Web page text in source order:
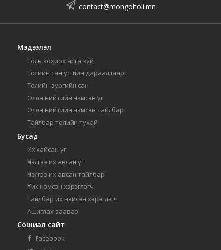
contact@mongoltoli.mn
Мэдээлэл
Толь зохиох арга зүй
Толийн сан үсгийн дарааллаар
Толийн зургийн сан
Олон нийтийн нэмсэн үг
Олон нийтийн нэмсэн тайлбар
Тайлбар толийн тухай
Бусад
Их хайсан үг
Үнэлгээ их авсан үг
Үнэлгээ их авсан тайлбар
Үг их нэмсэн хэрэглэгч
Тайлбар их нэмсэн хэрэглэгч
Ашиглах заавар
Сошиал сайт
Facebook